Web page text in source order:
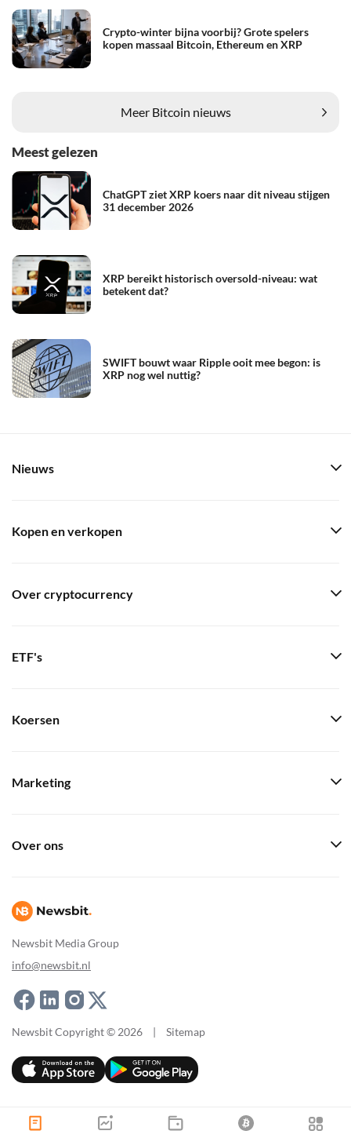
Crypto-winter bijna voorbij? Grote spelers
kopen massaal Bitcoin, Ethereum en XRP
Meer Bitcoin nieuws
Meest gelezen
ChatGPT ziet XRP koers naar dit niveau stijgen
31 december 2026
XRP bereikt historisch oversold-niveau: wat
betekent dat?
SWIFT bouwt waar Ripple ooit mee begon: is
XRP nog wel nuttig?
Newsbit Media Group
info@newsbit.nl
Nieuws
Kopen en verkopen
Over cryptocurrency
ETF's
Koersen
Marketing
Over ons
Newsbit Copyright © 2026 | Sitemap